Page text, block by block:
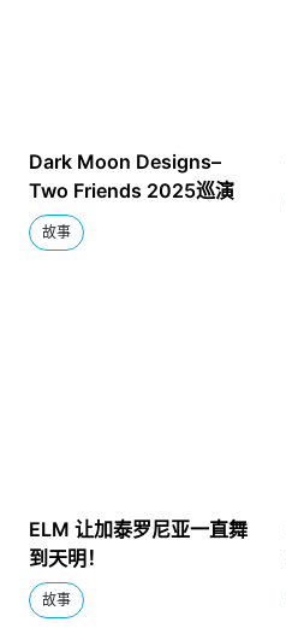
Dark Moon Designs–
Two Friends 2025巡演
故事
ELM 让加泰罗尼亚一直舞
到天明！
故事